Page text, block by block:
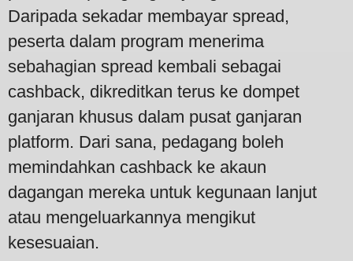
Daripada sekadar membayar spread,
peserta dalam program menerima
sebahagian spread kembali sebagai
cashback, dikreditkan terus ke dompet
ganjaran khusus dalam pusat ganjaran
platform. Dari sana, pedagang boleh
memindahkan cashback ke akaun
dagangan mereka untuk kegunaan lanjut
atau mengeluarkannya mengikut
kesesuaian.